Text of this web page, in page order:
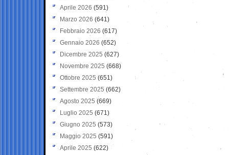
Aprile 2026 (591)
Marzo 2026 (641)
Febbraio 2026 (617)
Gennaio 2026 (652)
Dicembre 2025 (627)
Novembre 2025 (668)
Ottobre 2025 (651)
Settembre 2025 (662)
Agosto 2025 (669)
Luglio 2025 (671)
Giugno 2025 (573)
Maggio 2025 (591)
Aprile 2025 (622)